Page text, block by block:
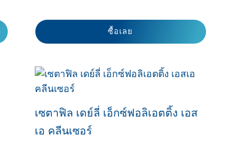
ซื้อเลย
เซตาฟิล เดย์ลี่ เอ็กซ์ฟอลิเอตติ้ง เอส
เอ คลีนเซอร์